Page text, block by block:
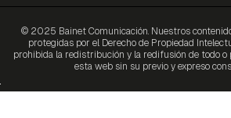
© 2025 Bainet Comunicación. Nuestros
protegidas por el Derecho de Propiedad
prohibida la redistribución y la redifusión de todo o
esta web sin su previo y expreso